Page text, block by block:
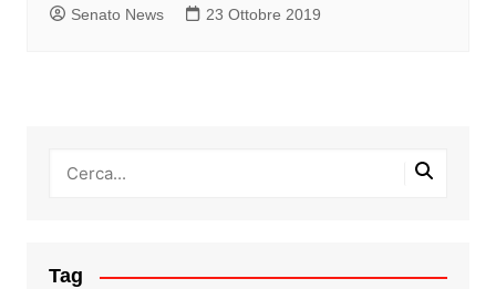
Senato News 23 Ottobre 2019
Tag